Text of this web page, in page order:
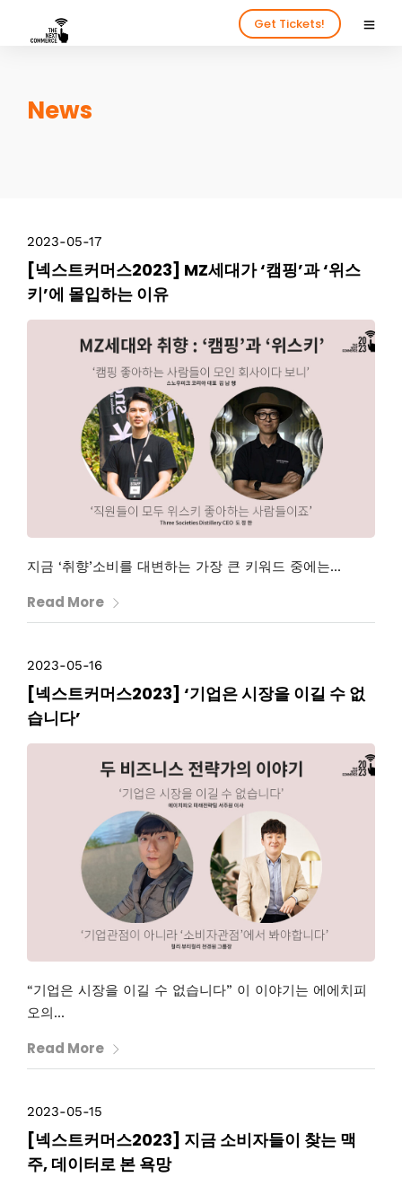
Get Tickets!
News
2023-05-17
[넥스트커머스2023] MZ세대가 ‘캠핑’과 ‘위스
키’에 몰입하는 이유
지금 ‘취향’소비를 대변하는 가장 큰 키워드 중에는...
Read More
2023-05-16
[넥스트커머스2023] ‘기업은 시장을 이길 수 없
습니다’
“기업은 시장을 이길 수 없습니다” 이 이야기는 에에치피
오의...
Read More
2023-05-15
[넥스트커머스2023] 지금 소비자들이 찾는 맥
주, 데이터로 본 욕망